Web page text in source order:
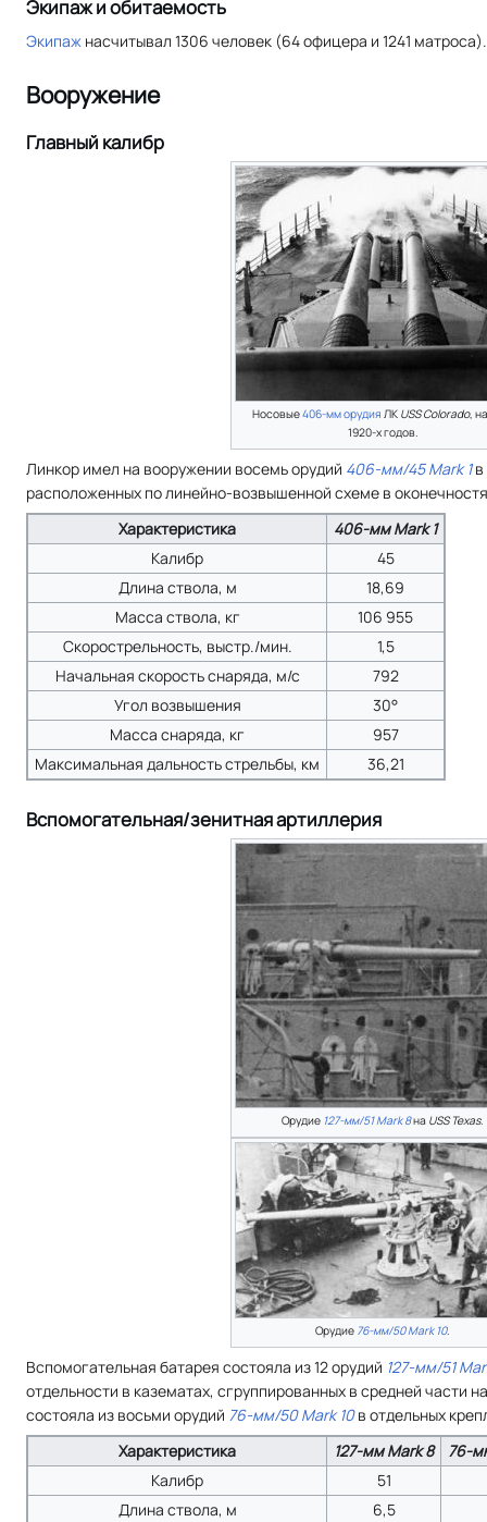
Экипаж и обитаемость
Экипаж насчитывал 1306 человек (64 офицера и 1241 матроса).
Вооружение
Главный калибр
Носовые406-мм орудия ЛК USS Colorado,
1920-х годов.
Линкор имел на вооружении восемь орудий 406-мм/45 Mark 1в
расположенных по линейно-возвышенной схеме в
Характеристика
406-мм Mark 1
Калибр
45
Длина ствола, м
18,69
Масса ствола, кг
106 955
Скорострельность, выстр./мин.
1,5
Начальная скорость снаряда, м/с
792
Угол возвышения
30°
Масса снаряда, кг
957
Максимальная дальность стрельбы, км
36,21
Вспомогательная/зенитная артиллерия
Орудие 127-мм/51 Mark 8на USS Texas.
Орудие 76-мм/50 Mark 10.
Вспомогательная батарея состояла из 12 орудий 127-мм/51
отдельности в казематах, сгруппированных в средней части
состояла из восьми орудий 76-мм/50 Mark 10в отдельных
Характеристика
127-мм Mark 8
76-
Калибр
51
Длина ствола, м
6,5